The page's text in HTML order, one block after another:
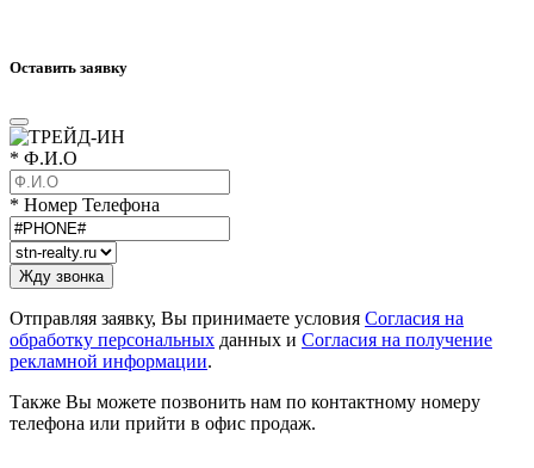
Оставить заявку
* Ф.И.О
* Номер Телефона
Отправляя заявку, Вы принимаете условия Согласия на
обработку персональных данных и Согласия на получение
рекламной информации.
Также Вы можете позвонить нам по контактному номеру
телефона или прийти в офис продаж.